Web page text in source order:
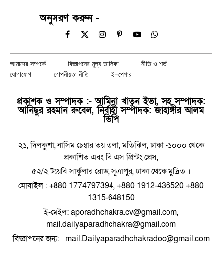
অনুসরণ করুন -
Facebook
X
InstagramPinterestYouTubeWhatsApp
আমাদের সম্পর্কে বিজ্ঞাপনের মূল্য তালিকা
নীতি ও শর্ত
যোগাযোগ
গোপনীয়তা নীতি ই-পেপার
প্রকাশক ও সম্পাদক :- আমিনা খাতুন ইভা, সহ সম্পাদক:
আনিছুর রহমান রুবেল, নির্বাহী সম্পাদক: জাহাঙ্গীর আলম
ভিপি
২১, দিলকুশা, নাসিম চেম্বার তয় তলা, মতিঝিল, ঢাকা -১০০০ থেকে
প্রকাশিত এবং বি এস প্রিন্টং প্রেস,
৫২/২ টয়েবি সার্কুলার রোড, সূত্রাপুর, ঢাকা থেকে মুদ্রিত ।
মোবাইল : +880 1774797394, +880 1912-436520 +880
1315-648150
ই-মেইল: aporadhchakra.cv@gmail.com,
mail.dailyaparadhchakra@gmail.com
বিজ্ঞাপনের জন্য: mail.Dailyaparadhchakradoc@gmail.com